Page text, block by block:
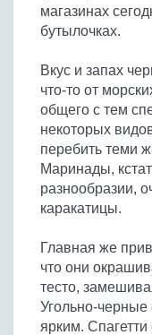
магазинах
бутылочках.
Вкус и запах
что-то от
общего с тем
некоторых
перебить теми
Маринады,
разнообразии,
каракатицы.
Главная же
что они
тесто,
Угольно-черные
ярким.